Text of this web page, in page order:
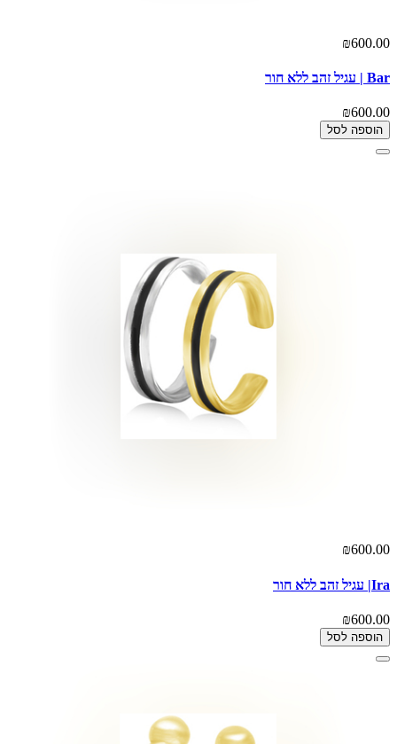
₪600.00
Bar | עגיל זהב ללא חור
₪600.00
הוספה לסל
₪600.00
Ira| עגיל זהב ללא חור
₪600.00
הוספה לסל